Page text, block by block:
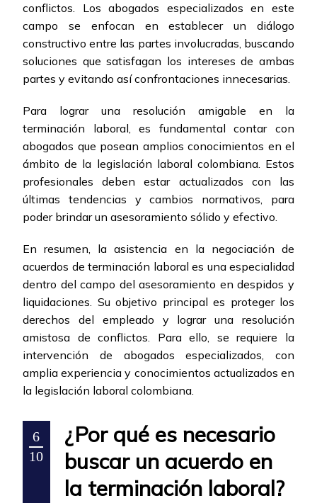
conflictos. Los abogados especializados en este
campo se enfocan en establecer un diálogo
constructivo entre las partes involucradas, buscando
soluciones que satisfagan los intereses de ambas
partes y evitando así confrontaciones innecesarias.
Para lograr una resolución amigable en la
terminación laboral, es fundamental contar con
abogados que posean amplios conocimientos en el
ámbito de la legislación laboral colombiana. Estos
profesionales deben estar actualizados con las
últimas tendencias y cambios normativos, para
poder brindar un asesoramiento sólido y efectivo.
En resumen, la asistencia en la negociación de
acuerdos de terminación laboral es una especialidad
dentro del campo del asesoramiento en despidos y
liquidaciones. Su objetivo principal es proteger los
derechos del empleado y lograr una resolución
amistosa de conflictos. Para ello, se requiere la
intervención de abogados especializados, con
amplia experiencia y conocimientos actualizados en
la legislación laboral colombiana.
6
10
¿Por qué es necesario
buscar un acuerdo en
la terminación laboral?